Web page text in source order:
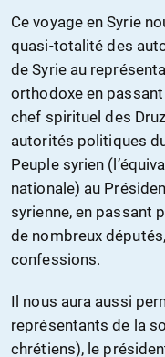
Ce voyage en Syrie
quasi-totalité des
de Syrie au
orthodoxe en
chef spirituel des
autorités politiques
Peuple syrien
nationale) au
syrienne, en passant
de nombreux
confessions.
Il nous aura aussi
représentants de la
chrétiens), le